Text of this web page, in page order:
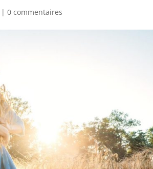
|0 commentaires